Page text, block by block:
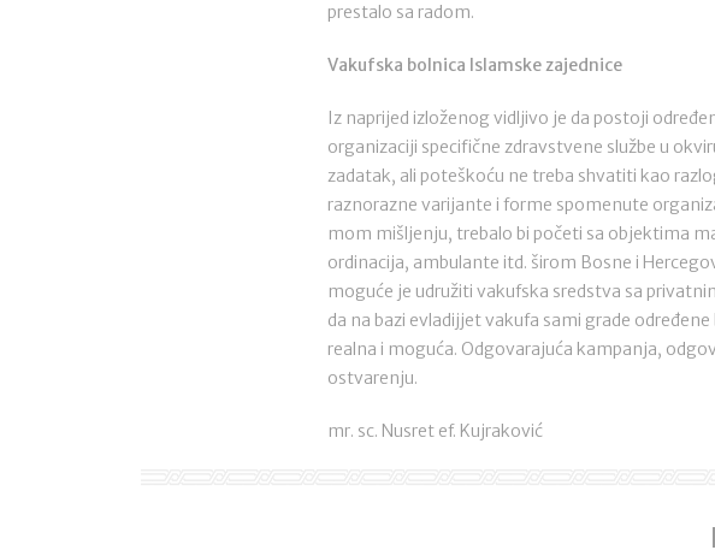
prestalo sa radom.
Vakufska bolnica Islamske zajednice
Iz naprijed izloženog vidljivo je da postoji
organizaciji specifične zdravstvene službe u
zadatak, ali poteškoću ne treba shvatiti kao
raznorazne varijante i forme spomenute
mom mišljenju, trebalo bi početi sa objektima
ordinacija, ambulante itd. širom Bosne i
moguće je udružiti vakufska sredstva sa
da na bazi evladijjet vakufa sami grade
realna i moguća. Odgovarajuća kampanja,
ostvarenju.
mr. sc. Nusret ef. Kujraković